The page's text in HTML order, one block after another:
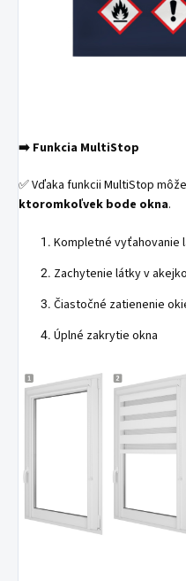
➡️ Funkcia MultiStop
✅ Vďaka funkcii MultiStop
ktoromkoľvek bode okna.
Kompletné vyťahovanie
Zachytenie látky v
Čiastočné zatienenie
Úplné zakrytie okna